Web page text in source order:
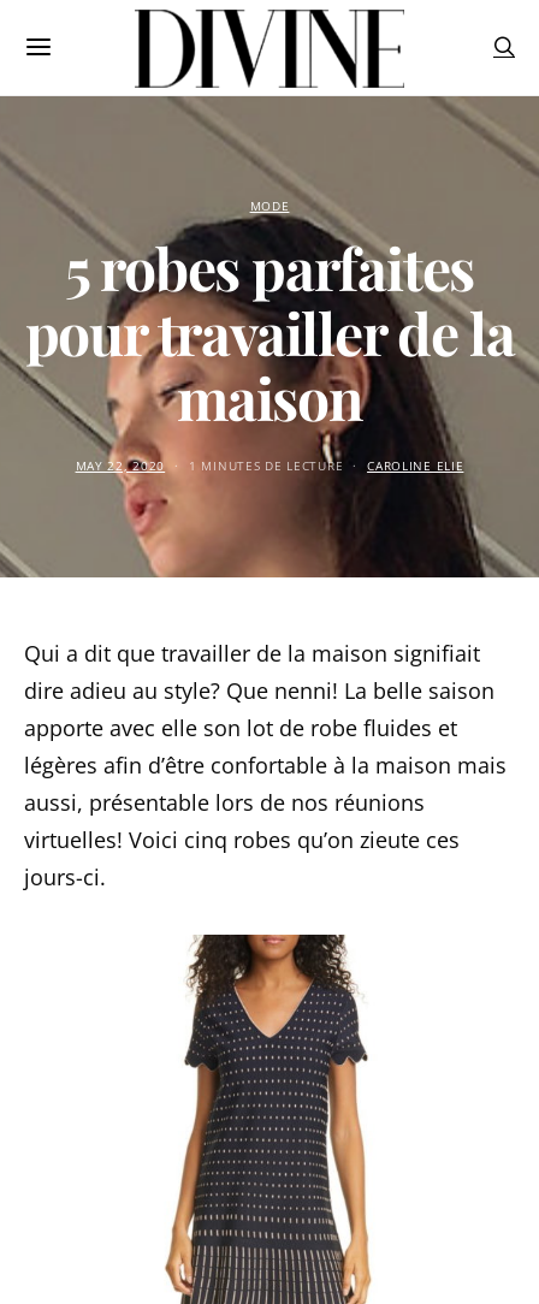
MODE
5 robes parfaites
pour travailler de la
maison
MAY 22, 2020 1 MINUTES DE LECTURE CAROLINE ELIE
Qui a dit que travailler de la maison signifiait
dire adieu au style? Que nenni! La belle saison
apporte avec elle son lot de robe fluides et
légères afin d’être confortable à la maison mais
aussi, présentable lors de nos réunions
virtuelles! Voici cinq robes qu’on zieute ces
jours-ci.